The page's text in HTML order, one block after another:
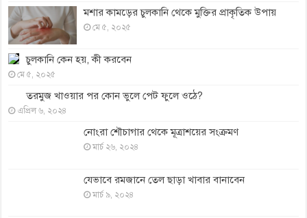
মশার কামড়ের চুলকানি থেকে মুক্তির প্রাকৃতিক উপায়
মে ৫, ২০২৫
চুলকানি কেন হয়, কী করবেন
মে ৫, ২০২৫
তরমুজ খাওয়ার পর কোন ভুলে পেট ফুলে ওঠে?
এপ্রিল ৬, ২০২৪
নোংরা শৌচাগার থেকে মূত্রাশয়ের সংক্রমণ
মার্চ ২৬, ২০২৪
যেভাবে রমজানে তেল ছাড়া খাবার বানাবেন
মার্চ ৯, ২০২৪